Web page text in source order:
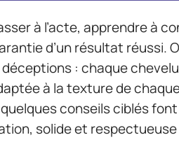
à l’acte, apprendre à
d’un résultat réussi.
déceptions : chaque
à la texture de
conseils ciblés
solide et